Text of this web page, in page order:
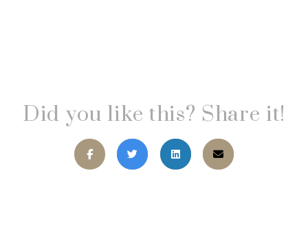
Did you like this? Share it!